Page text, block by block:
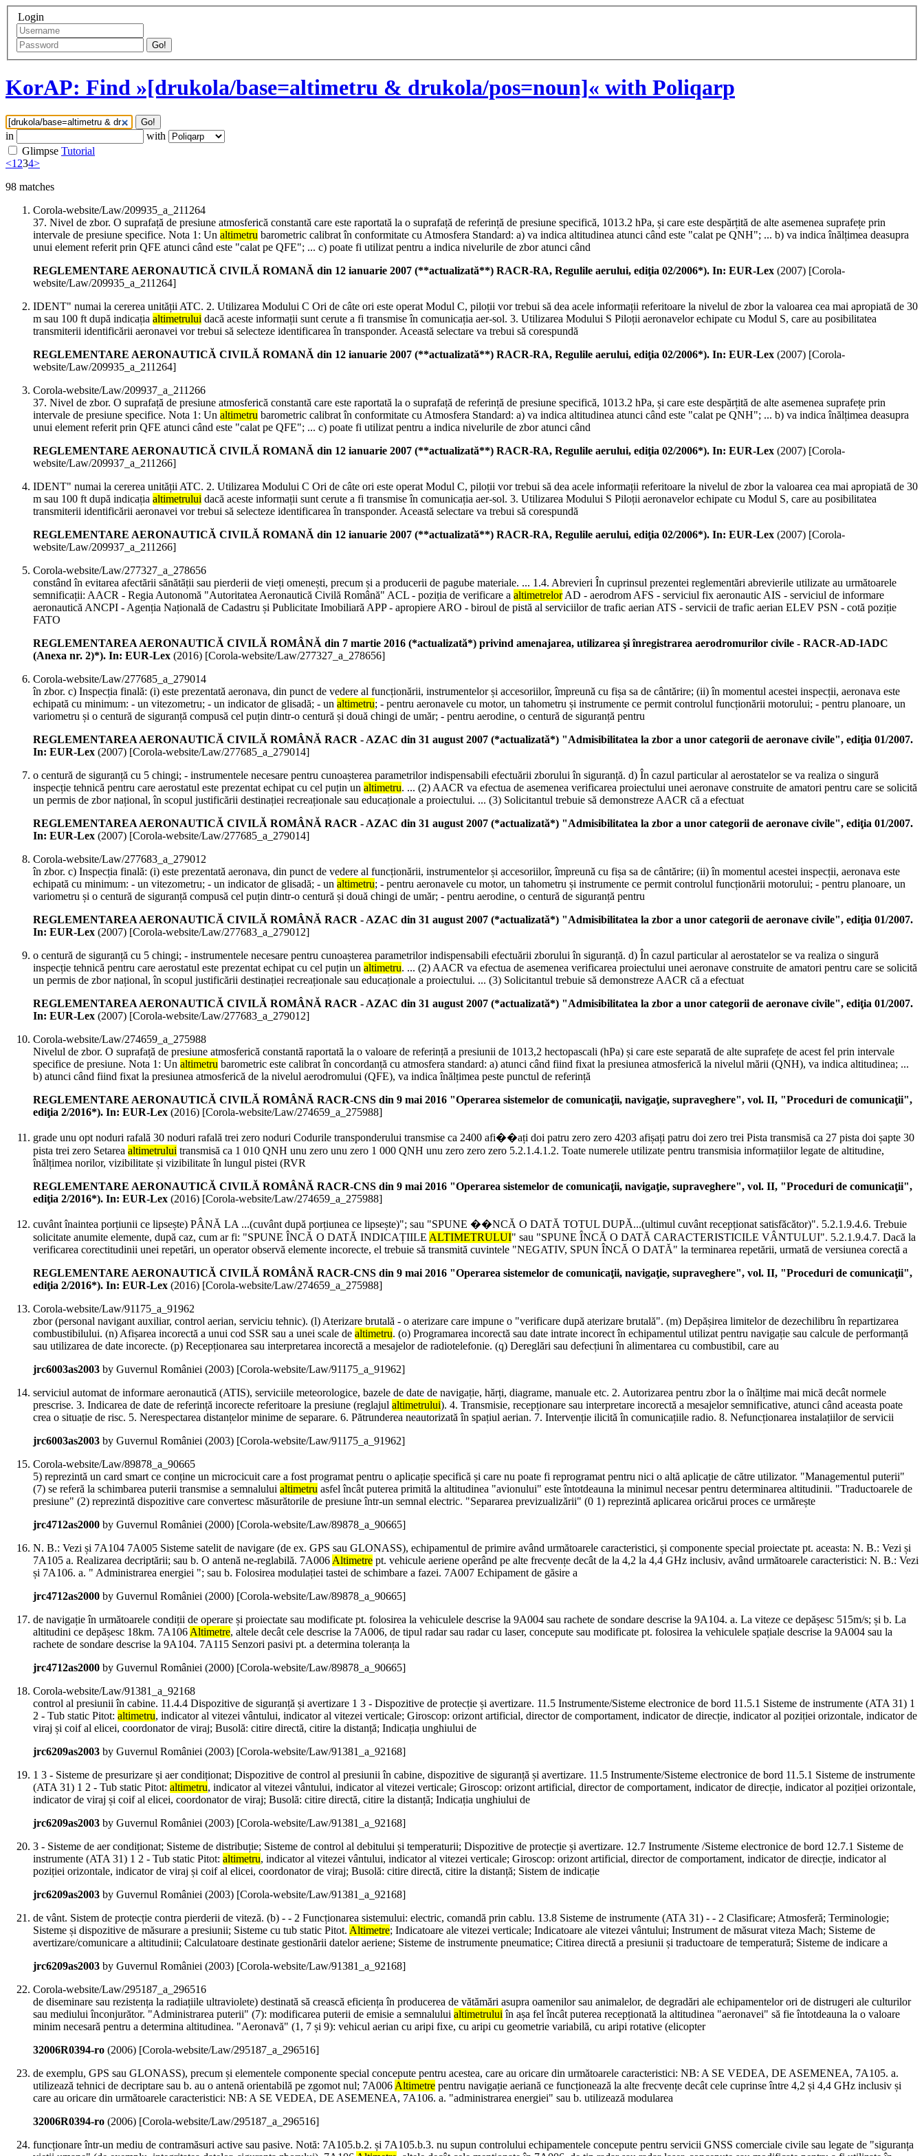
Login
Go!
KorAP: Find »[drukola/base=altimetru & drukola/pos=noun]« with Poliqarp
Go!
in
with
Glimpse Tutorial
<1234>
98 matches
Corola-website/Law/209935_a_211264
37. Nivel de zbor. O suprafață de presiune atmosferică constantă care este raportată la o suprafață de referință de presiune specifică, 1013.2 hPa, și care este despărțită de alte asemenea suprafețe prin
intervale de presiune specifice. Nota 1: Un altimetru barometric calibrat în conformitate cu Atmosfera Standard: a) va indica altitudinea atunci când este "calat pe QNH"; ... b) va indica înălțimea deasupra
unui element referit prin QFE atunci când este "calat pe QFE"; ... c) poate fi utilizat pentru a indica nivelurile de zbor atunci când
REGLEMENTARE AERONAUTICĂ CIVILĂ ROMANĂ din 12 ianuarie 2007 (**actualizată**) RACR-RA, Regulile aerului, ediţia 02/2006*). In: EUR-Lex (2007) [Corola-
website/Law/209935_a_211264]
IDENT" numai la cererea unității ATC. 2. Utilizarea Modului C Ori de câte ori este operat Modul C, piloții vor trebui să dea acele informații referitoare la nivelul de zbor la valoarea cea mai apropiată de 30
m sau 100 ft după indicația altimetrului dacă aceste informații sunt cerute a fi transmise în comunicația aer-sol. 3. Utilizarea Modului S Piloții aeronavelor echipate cu Modul S, care au posibilitatea
transmiterii identificării aeronavei vor trebui să selecteze identificarea în transponder. Această selectare va trebui să corespundă
REGLEMENTARE AERONAUTICĂ CIVILĂ ROMANĂ din 12 ianuarie 2007 (**actualizată**) RACR-RA, Regulile aerului, ediţia 02/2006*). In: EUR-Lex (2007) [Corola-
website/Law/209935_a_211264]
Corola-website/Law/209937_a_211266
37. Nivel de zbor. O suprafață de presiune atmosferică constantă care este raportată la o suprafață de referință de presiune specifică, 1013.2 hPa, și care este despărțită de alte asemenea suprafețe prin
intervale de presiune specifice. Nota 1: Un altimetru barometric calibrat în conformitate cu Atmosfera Standard: a) va indica altitudinea atunci când este "calat pe QNH"; ... b) va indica înălțimea deasupra
unui element referit prin QFE atunci când este "calat pe QFE"; ... c) poate fi utilizat pentru a indica nivelurile de zbor atunci când
REGLEMENTARE AERONAUTICĂ CIVILĂ ROMANĂ din 12 ianuarie 2007 (**actualizată**) RACR-RA, Regulile aerului, ediţia 02/2006*). In: EUR-Lex (2007) [Corola-
website/Law/209937_a_211266]
IDENT" numai la cererea unității ATC. 2. Utilizarea Modului C Ori de câte ori este operat Modul C, piloții vor trebui să dea acele informații referitoare la nivelul de zbor la valoarea cea mai apropiată de 30
m sau 100 ft după indicația altimetrului dacă aceste informații sunt cerute a fi transmise în comunicația aer-sol. 3. Utilizarea Modului S Piloții aeronavelor echipate cu Modul S, care au posibilitatea
transmiterii identificării aeronavei vor trebui să selecteze identificarea în transponder. Această selectare va trebui să corespundă
REGLEMENTARE AERONAUTICĂ CIVILĂ ROMANĂ din 12 ianuarie 2007 (**actualizată**) RACR-RA, Regulile aerului, ediţia 02/2006*). In: EUR-Lex (2007) [Corola-
website/Law/209937_a_211266]
Corola-website/Law/277327_a_278656
constând în evitarea afectării sănătății sau pierderii de vieți omenești, precum și a producerii de pagube materiale. ... 1.4. Abrevieri În cuprinsul prezentei reglementări abrevierile utilizate au următoarele
semnificații: AACR - Regia Autonomă "Autoritatea Aeronautică Civilă Română" ACL - poziția de verificare a altimetrelorAD - aerodrom AFS - serviciul fix aeronautic AIS - serviciul de informare
aeronautică ANCPI - Agenția Națională de Cadastru și Publicitate Imobiliară APP - apropiere ARO - biroul de pistă al serviciilor de trafic aerian ATS - servicii de trafic aerian ELEV PSN - cotă poziție
FATO
REGLEMENTAREA AERONAUTICĂ CIVILĂ ROMÂNĂ din 7 martie 2016 (*actualizată*) privind amenajarea, utilizarea şi înregistrarea aerodromurilor civile - RACR-AD-IADC
(Anexa nr. 2)*). In: EUR-Lex (2016) [Corola-website/Law/277327_a_278656]
Corola-website/Law/277685_a_279014
în zbor. c) Inspecția finală: (i) este prezentată aeronava, din punct de vedere al funcționării, instrumentelor și accesoriilor, împreună cu fișa sa de cântărire; (ii) în momentul acestei inspecții, aeronava este
echipată cu minimum: - un vitezometru; - un indicator de glisadă; - un altimetru; - pentru aeronavele cu motor, un tahometru și instrumente ce permit controlul funcționării motorului; - pentru planoare, un
variometru și o centură de siguranță compusă cel puțin dintr-o centură și două chingi de umăr; - pentru aerodine, o centură de siguranță pentru
REGLEMENTAREA AERONAUTICĂ CIVILĂ ROMÂNĂ RACR - AZAC din 31 august 2007 (*actualizată*) "Admisibilitatea la zbor a unor categorii de aeronave civile", ediţia 01/2007.
In: EUR-Lex (2007) [Corola-website/Law/277685_a_279014]
o centură de siguranță cu 5 chingi; - instrumentele necesare pentru cunoașterea parametrilor indispensabili efectuării zborului în siguranță. d) În cazul particular al aerostatelor se va realiza o singură
inspecție tehnică pentru care aerostatul este prezentat echipat cu cel puțin un altimetru. ... (2) AACR va efectua de asemenea verificarea proiectului unei aeronave construite de amatori pentru care se solicită
un permis de zbor național, în scopul justificării destinației recreaționale sau educaționale a proiectului. ... (3) Solicitantul trebuie să demonstreze AACR că a efectuat
REGLEMENTAREA AERONAUTICĂ CIVILĂ ROMÂNĂ RACR - AZAC din 31 august 2007 (*actualizată*) "Admisibilitatea la zbor a unor categorii de aeronave civile", ediţia 01/2007.
In: EUR-Lex (2007) [Corola-website/Law/277685_a_279014]
Corola-website/Law/277683_a_279012
în zbor. c) Inspecția finală: (i) este prezentată aeronava, din punct de vedere al funcționării, instrumentelor și accesoriilor, împreună cu fișa sa de cântărire; (ii) în momentul acestei inspecții, aeronava este
echipată cu minimum: - un vitezometru; - un indicator de glisadă; - un altimetru; - pentru aeronavele cu motor, un tahometru și instrumente ce permit controlul funcționării motorului; - pentru planoare, un
variometru și o centură de siguranță compusă cel puțin dintr-o centură și două chingi de umăr; - pentru aerodine, o centură de siguranță pentru
REGLEMENTAREA AERONAUTICĂ CIVILĂ ROMÂNĂ RACR - AZAC din 31 august 2007 (*actualizată*) "Admisibilitatea la zbor a unor categorii de aeronave civile", ediţia 01/2007.
In: EUR-Lex (2007) [Corola-website/Law/277683_a_279012]
o centură de siguranță cu 5 chingi; - instrumentele necesare pentru cunoașterea parametrilor indispensabili efectuării zborului în siguranță. d) În cazul particular al aerostatelor se va realiza o singură
inspecție tehnică pentru care aerostatul este prezentat echipat cu cel puțin un altimetru. ... (2) AACR va efectua de asemenea verificarea proiectului unei aeronave construite de amatori pentru care se solicită
un permis de zbor național, în scopul justificării destinației recreaționale sau educaționale a proiectului. ... (3) Solicitantul trebuie să demonstreze AACR că a efectuat
REGLEMENTAREA AERONAUTICĂ CIVILĂ ROMÂNĂ RACR - AZAC din 31 august 2007 (*actualizată*) "Admisibilitatea la zbor a unor categorii de aeronave civile", ediţia 01/2007.
In: EUR-Lex (2007) [Corola-website/Law/277683_a_279012]
Corola-website/Law/274659_a_275988
Nivelul de zbor. O suprafață de presiune atmosferică constantă raportată la o valoare de referință a presiunii de 1013,2 hectopascali (hPa) și care este separată de alte suprafețe de acest fel prin intervale
specifice de presiune. Nota 1: Un altimetru barometric este calibrat în concordanță cu atmosfera standard: a) atunci când fiind fixat la presiunea atmosferică la nivelul mării (QNH), va indica altitudinea; ...
b) atunci când fiind fixat la presiunea atmosferică de la nivelul aerodromului (QFE), va indica înălțimea peste punctul de referință
REGLEMENTARE AERONAUTICĂ CIVILĂ ROMÂNĂ RACR-CNS din 9 mai 2016 "Operarea sistemelor de comunicaţii, navigaţie, supraveghere", vol. II, "Proceduri de comunicaţii",
ediţia 2/2016*). In: EUR-Lex (2016) [Corola-website/Law/274659_a_275988]
grade unu opt noduri rafală 30 noduri rafală trei zero noduri Codurile transponderului transmise ca 2400 afi��ați doi patru zero zero 4203 afișați patru doi zero trei Pista transmisă ca 27 pista doi șapte 30
pista trei zero Setarea altimetrului transmisă ca 1 010 QNH unu zero unu zero 1 000 QNH unu zero zero zero 5.2.1.4.1.2. Toate numerele utilizate pentru transmisia informațiilor legate de altitudine,
înălțimea norilor, vizibilitate și vizibilitate în lungul pistei (RVR
REGLEMENTARE AERONAUTICĂ CIVILĂ ROMÂNĂ RACR-CNS din 9 mai 2016 "Operarea sistemelor de comunicaţii, navigaţie, supraveghere", vol. II, "Proceduri de comunicaţii",
ediţia 2/2016*). In: EUR-Lex (2016) [Corola-website/Law/274659_a_275988]
cuvânt înaintea porțiunii ce lipsește) PÂNĂ LA ...(cuvânt după porțiunea ce lipsește)"; sau "SPUNE ��NCĂ O DATĂ TOTUL DUPĂ...(ultimul cuvânt recepționat satisfăcător)". 5.2.1.9.4.6. Trebuie
solicitate anumite elemente, după caz, cum ar fi: "SPUNE ÎNCĂ O DATĂ INDICAȚIILE ALTIMETRULUI" sau "SPUNE ÎNCĂ O DATĂ CARACTERISTICILE VÂNTULUI". 5.2.1.9.4.7. Dacă la
verificarea corectitudinii unei repetări, un operator observă elemente incorecte, el trebuie să transmită cuvintele "NEGATIV, SPUN ÎNCĂ O DATĂ" la terminarea repetării, urmată de versiunea corectă a
REGLEMENTARE AERONAUTICĂ CIVILĂ ROMÂNĂ RACR-CNS din 9 mai 2016 "Operarea sistemelor de comunicaţii, navigaţie, supraveghere", vol. II, "Proceduri de comunicaţii",
ediţia 2/2016*). In: EUR-Lex (2016) [Corola-website/Law/274659_a_275988]
Corola-website/Law/91175_a_91962
zbor (personal navigant auxiliar, control aerian, serviciu tehnic). (l) Aterizare brutală - o aterizare care impune o "verificare după aterizare brutală". (m) Depășirea limitelor de dezechilibru în repartizarea
combustibilului. (n) Afișarea incorectă a unui cod SSR sau a unei scale de altimetru. (o) Programarea incorectă sau date intrate incorect în echipamentul utilizat pentru navigație sau calcule de performanță
sau utilizarea de date incorecte. (p) Recepționarea sau interpretarea incorectă a mesajelor de radiotelefonie. (q) Dereglări sau defecțiuni în alimentarea cu combustibil, care au
jrc6003as2003 by Guvernul României (2003) [Corola-website/Law/91175_a_91962]
serviciul automat de informare aeronautică (ATIS), serviciile meteorologice, bazele de date de navigație, hărți, diagrame, manuale etc. 2. Autorizarea pentru zbor la o înălțime mai mică decât normele
prescrise. 3. Indicarea de date de referință incorecte referitoare la presiune (reglajul altimetrului). 4. Transmisie, recepționare sau interpretare incorectă a mesajelor semnificative, atunci când aceasta poate
crea o situație de risc. 5. Nerespectarea distanțelor minime de separare. 6. Pătrunderea neautorizată în spațiul aerian. 7. Intervenție ilicită în comunicațiile radio. 8. Nefuncționarea instalațiilor de servicii
jrc6003as2003 by Guvernul României (2003) [Corola-website/Law/91175_a_91962]
Corola-website/Law/89878_a_90665
5) reprezintă un card smart ce conține un microcicuit care a fost programat pentru o aplicație specifică și care nu poate fi reprogramat pentru nici o altă aplicație de către utilizator. "Managementul puterii"
(7) se referă la schimbarea puterii transmise a semnalului altimetru asfel încât puterea primită la altitudinea "avionului" este întotdeauna la minimul necesar pentru determinarea altitudinii. "Traductoarele de
presiune" (2) reprezintă dispozitive care convertesc măsurătorile de presiune într-un semnal electric. "Separarea previzualizării" (0 1) reprezintă aplicarea oricărui proces ce urmărește
jrc4712as2000 by Guvernul României (2000) [Corola-website/Law/89878_a_90665]
N. B.: Vezi și 7A104 7A005 Sisteme satelit de navigare (de ex. GPS sau GLONASS), echipamentul de primire având următoarele caracteristici, și componente special proiectate pt. aceasta: N. B.: Vezi și
7A105 a. Realizarea decriptării; sau b. O antenă ne-reglabilă. 7A006Altimetre pt. vehicule aeriene operând pe alte frecvențe decât de la 4,2 la 4,4 GHz inclusiv, având următoarele caracteristici: N. B.: Vezi
și 7A106. a. " Administrarea energiei "; sau b. Folosirea modulației tastei de schimbare a fazei. 7A007 Echipament de găsire a
jrc4712as2000 by Guvernul României (2000) [Corola-website/Law/89878_a_90665]
de navigație în următoarele condiții de operare și proiectate sau modificate pt. folosirea la vehiculele descrise la 9A004 sau rachete de sondare descrise la 9A104. a. La viteze ce depășesc 515m/s; și b. La
altitudini ce depășesc 18km. 7A106Altimetre, altele decât cele descrise la 7A006, de tipul radar sau radar cu laser, concepute sau modificate pt. folosirea la vehiculele spațiale descrise la 9A004 sau la
rachete de sondare descrise la 9A104. 7A115 Senzori pasivi pt. a determina toleranța la
jrc4712as2000 by Guvernul României (2000) [Corola-website/Law/89878_a_90665]
Corola-website/Law/91381_a_92168
control al presiunii în cabine. 11.4.4 Dispozitive de siguranță și avertizare 1 3 - Dispozitive de protecție și avertizare. 11.5 Instrumente/Sisteme electronice de bord 11.5.1 Sisteme de instrumente (ATA 31) 1
2 - Tub static Pitot: altimetru, indicator al vitezei vântului, indicator al vitezei verticale; Giroscop: orizont artificial, director de comportament, indicator de direcție, indicator al poziției orizontale, indicator de
viraj și coif al elicei, coordonator de viraj; Busolă: citire directă, citire la distanță; Indicația unghiului de
jrc6209as2003 by Guvernul României (2003) [Corola-website/Law/91381_a_92168]
1 3 - Sisteme de presurizare și aer condiționat; Dispozitive de control al presiunii în cabine, dispozitive de siguranță și avertizare. 11.5 Instrumente/Sisteme electronice de bord 11.5.1 Sisteme de instrumente
(ATA 31) 1 2 - Tub static Pitot: altimetru, indicator al vitezei vântului, indicator al vitezei verticale; Giroscop: orizont artificial, director de comportament, indicator de direcție, indicator al poziției orizontale,
indicator de viraj și coif al elicei, coordonator de viraj; Busolă: citire directă, citire la distanță; Indicația unghiului de
jrc6209as2003 by Guvernul României (2003) [Corola-website/Law/91381_a_92168]
3 - Sisteme de aer condiționat; Sisteme de distribuție; Sisteme de control al debitului și temperaturii; Dispozitive de protecție și avertizare. 12.7 Instrumente /Sisteme electronice de bord 12.7.1 Sisteme de
instrumente (ATA 31) 1 2 - Tub static Pitot: altimetru, indicator al vitezei vântului, indicator al vitezei verticale; Giroscop: orizont artificial, director de comportament, indicator de direcție, indicator al
poziției orizontale, indicator de viraj și coif al elicei, coordonator de viraj; Busolă: citire directă, citire la distanță; Sistem de indicație
jrc6209as2003 by Guvernul României (2003) [Corola-website/Law/91381_a_92168]
de vânt. Sistem de protecție contra pierderii de viteză. (b) - - 2 Funcționarea sistemului: electric, comandă prin cablu. 13.8 Sisteme de instrumente (ATA 31) - - 2 Clasificare; Atmosferă; Terminologie;
Sisteme și dispozitive de măsurare a presiunii; Sisteme cu tub static Pitot. Altimetre; Indicatoare ale vitezei verticale; Indicatoare ale vitezei vântului; Instrument de măsurat viteza Mach; Sisteme de
avertizare/comunicare a altitudinii; Calculatoare destinate gestionării datelor aeriene; Sisteme de instrumente pneumatice; Citirea directă a presiunii și traductoare de temperatură; Sisteme de indicare a
jrc6209as2003 by Guvernul României (2003) [Corola-website/Law/91381_a_92168]
Corola-website/Law/295187_a_296516
de diseminare sau rezistența la radiațiile ultraviolete) destinată să crească eficiența în producerea de vătămări asupra oamenilor sau animalelor, de degradări ale echipamentelor ori de distrugeri ale culturilor
sau mediului înconjurător. "Administrarea puterii" (7): modificarea puterii de emisie a semnalului altimetruluiîn așa fel încât puterea recepționată la altitudinea "aeronavei" să fie întotdeauna la o valoare
minim necesară pentru a determina altitudinea. "Aeronavă" (1, 7 și 9): vehicul aerian cu aripi fixe, cu aripi cu geometrie variabilă, cu aripi rotative (elicopter
32006R0394-ro (2006) [Corola-website/Law/295187_a_296516]
de exemplu, GPS sau GLONASS), precum și elementele componente special concepute pentru acestea, care au oricare din următoarele caracteristici: NB: A SE VEDEA, DE ASEMENEA, 7A105. a.
utilizează tehnici de decriptare sau b. au o antenă orientabilă pe zgomot nul; 7A006Altimetre pentru navigație aeriană ce funcționează la alte frecvențe decât cele cuprinse între 4,2 și 4,4 GHz inclusiv și
care au oricare din următoarele caracteristici: NB: A SE VEDEA, DE ASEMENEA, 7A106. a. "administrarea energiei" sau b. utilizează modularea
32006R0394-ro (2006) [Corola-website/Law/295187_a_296516]
funcționare într-un mediu de contramăsuri active sau pasive. Notă: 7A105.b.2. și 7A105.b.3. nu supun controlului echipamentele concepute pentru servicii GNSS comerciale civile sau legate de "siguranța